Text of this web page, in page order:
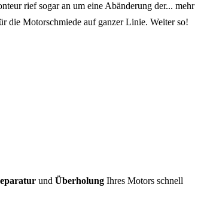
rief sogar an um eine Abänderung der... mehr
die Motorschmiede auf ganzer Linie. Weiter so!
und Überholung Ihres Motors schnell